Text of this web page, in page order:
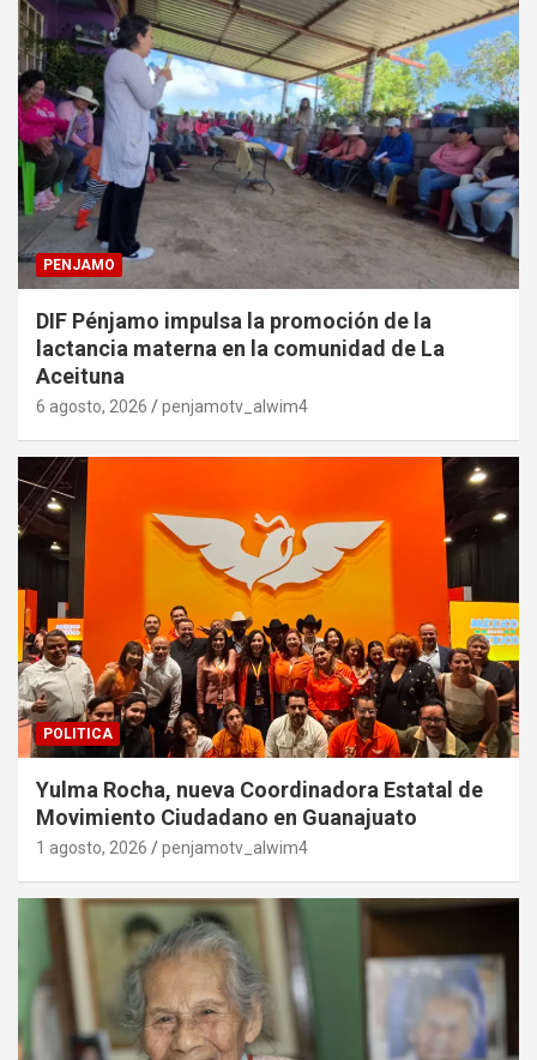
PENJAMO
DIF Pénjamo impulsa la promoción de la
lactancia materna en la comunidad de La
Aceituna
6 agosto, 2026 penjamotv_alwim4
POLITICA
Yulma Rocha, nueva Coordinadora Estatal de
Movimiento Ciudadano en Guanajuato
1 agosto, 2026 penjamotv_alwim4